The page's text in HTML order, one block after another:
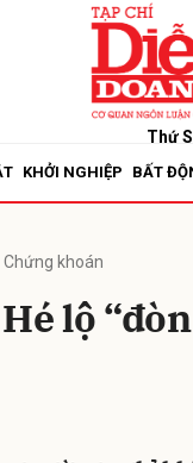
Thứ
KHỞI NGHIỆP BẤT
Chứng khoán
lộ